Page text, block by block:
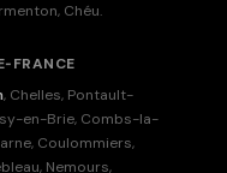
Chéu.
, Chelles, Pontault-
en-Brie, Combs-la-
Coulommiers,
Nemours,